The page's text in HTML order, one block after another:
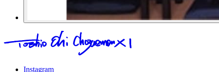
Instagram